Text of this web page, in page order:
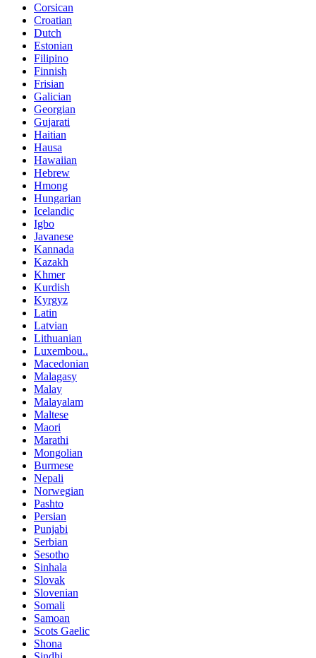
Corsican
Croatian
Dutch
Estonian
Filipino
Finnish
Frisian
Galician
Georgian
Gujarati
Haitian
Hausa
Hawaiian
Hebrew
Hmong
Hungarian
Icelandic
Igbo
Javanese
Kannada
Kazakh
Khmer
Kurdish
Kyrgyz
Latin
Latvian
Lithuanian
Luxembou..
Macedonian
Malagasy
Malay
Malayalam
Maltese
Maori
Marathi
Mongolian
Burmese
Nepali
Norwegian
Pashto
Persian
Punjabi
Serbian
Sesotho
Sinhala
Slovak
Slovenian
Somali
Samoan
Scots Gaelic
Shona